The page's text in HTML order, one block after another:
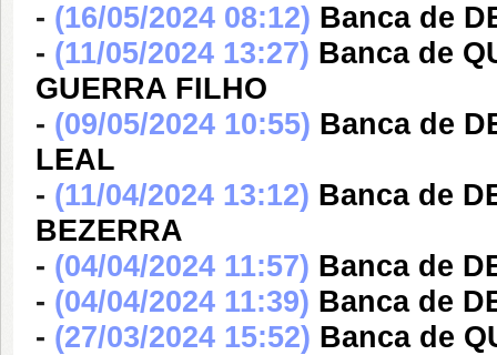
- (16/05/2024 08:12) Banca de
- (11/05/2024 13:27) Banca de
GUERRA FILHO
- (09/05/2024 10:55) Banca de
LEAL
- (11/04/2024 13:12) Banca de
BEZERRA
- (04/04/2024 11:57) Banca de
- (04/04/2024 11:39) Banca de
- (27/03/2024 15:52) Banca de